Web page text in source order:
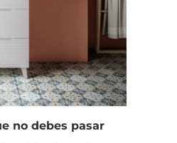
no debes pasar